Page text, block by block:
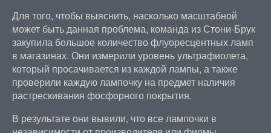
Для того, чтобы выяснить, насколько масштабной
может быть данная проблема, команда из Стони-Брук
закупила большое количество флуоресцентных ламп
в магазинах. Они измерили уровень ультрафиолета,
который просачивается из каждой лампы, а также
проверили каждую лампочку на предмет наличия
растрескивания фосфорного покрытия.
В результате они вывили, что все лампочки в